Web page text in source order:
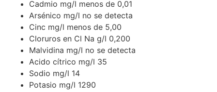
Cadmio mg/l menos de 0,01
Arsénico mg/l no se detecta
Cinc mg/l menos de 5,00
Cloruros en Cl Na g/l 0,200
Malvidina mg/l no se detecta
Acido cítrico mg/l 35
Sodio mg/l 14
Potasio mg/l 1290